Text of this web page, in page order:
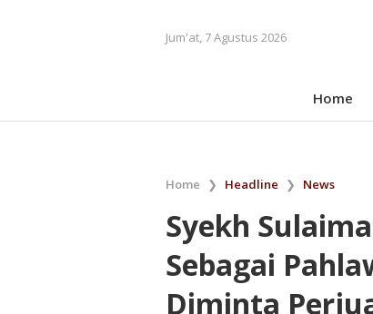
Jum'at, 7 Agustus 2026
Home
Home ❯ Headline ❯ News
Syekh
Sebagai
Diminta